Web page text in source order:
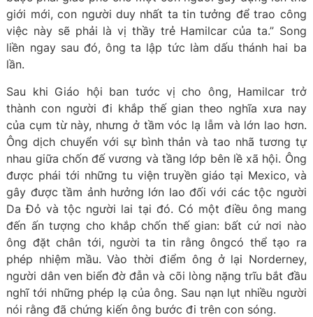
giới mới, con người duy nhất ta tin tưởng để trao công
việc này sẽ phải là vị thầy trẻ Hamilcar của ta.” Song
liền ngay sau đó, ông ta lập tức làm dấu thánh hai ba
lần.
Sau khi Giáo hội ban tước vị cho ông, Hamilcar trở
thành con người đi khắp thế gian theo nghĩa xưa nay
của cụm từ này, nhưng ở tầm vóc lạ lẫm và lớn lao hơn.
Ông dịch chuyển với sự bình thản và tao nhã tương tự
nhau giữa chốn đế vương và tầng lớp bên lề xã hội. Ông
được phái tới những tu viện truyền giáo tại Mexico, và
gây được tầm ảnh hưởng lớn lao đối với các tộc người
Da Đỏ và tộc người lai tại đó. Có một điều ông mang
đến ấn tượng cho khắp chốn thế gian: bất cứ nơi nào
ông đặt chân tới, người ta tin rằng ôngcó thể tạo ra
phép nhiệm mầu. Vào thời điểm ông ở lại Norderney,
người dân ven biển đờ đẫn và cõi lòng nặng trĩu bắt đầu
nghĩ tới những phép lạ của ông. Sau nạn lụt nhiều người
nói rằng đã chứng kiến ông bước đi trên con sóng.